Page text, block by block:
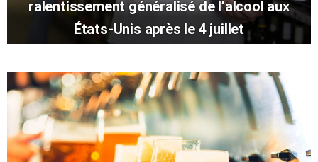
ralentissement généralisé de l’alcool aux
États-Unis après le 4 juillet